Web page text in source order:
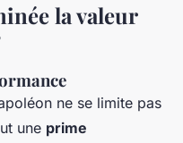
la valeur
ne se limite pas
une prime